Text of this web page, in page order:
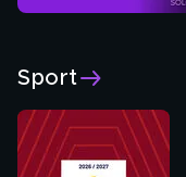
Sport